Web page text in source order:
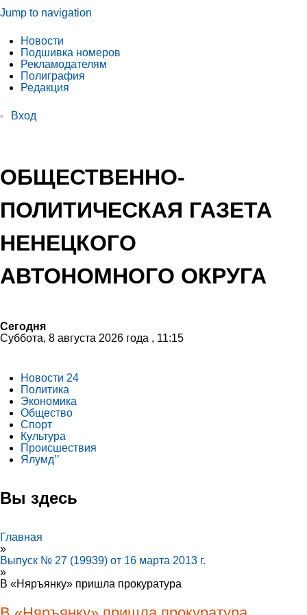
Jump to navigation
Новости
Подшивка номеров
Рекламодателям
Полиграфия
Редакция
Вход
ОБЩЕСТВЕННО-
ПОЛИТИЧЕСКАЯ ГАЗЕТА
НЕНЕЦКОГО
АВТОНОМНОГО ОКРУГА
Сегодня
Суббота, 8 августа 2026 года , 11:15
Новости 24
Политика
Экономика
Общество
Спорт
Культура
Происшествия
Ялумд’’
Вы здесь
Главная
»
Выпуск № 27 (19939) от 16 марта 2013 г.
»
В «Няръянку» пришла прокуратура